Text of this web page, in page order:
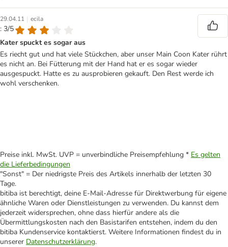
29.04.11 | ecila
: 3/5
Kater spuckt es sogar aus
Es riecht gut und hat viele Stückchen, aber unser Main Coon Kater rührt
es nicht an. Bei Fütterung mit der Hand hat er es sogar wieder
ausgespuckt. Hatte es zu ausprobieren gekauft. Den Rest werde ich
wohl verschenken.
Preise inkl. MwSt. UVP = unverbindliche Preisempfehlung * Es gelten
die Lieferbedingungen
"Sonst" = Der niedrigste Preis des Artikels innerhalb der letzten 30
Tage.
bitiba ist berechtigt, deine E-Mail-Adresse für Direktwerbung für eigene
ähnliche Waren oder Dienstleistungen zu verwenden. Du kannst dem
jederzeit widersprechen, ohne dass hierfür andere als die
Übermittlungskosten nach den Basistarifen entstehen, indem du den
bitiba Kundenservice kontaktierst. Weitere Informationen findest du in
unserer Datenschutzerklärung.